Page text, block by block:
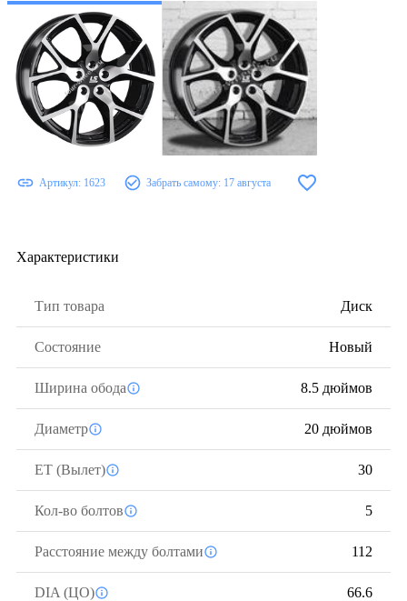
Артикул: 1623 Забрать самому: 17 августа
Характеристики
Тип товара Диск
Состояние Новый
Ширина обода 8.5 дюймов
Диаметр 20 дюймов
ЕТ (Вылет) 30
Кол-во болтов 5
Расстояние между болтами 112
DIA (ЦО) 66.6